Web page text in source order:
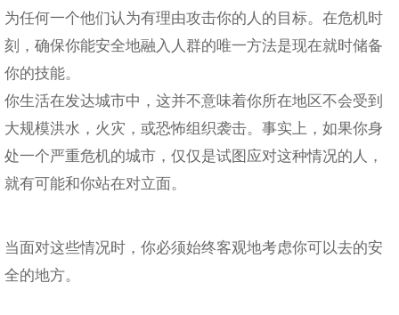
为任何一个他们认为有理由攻击你的人的目标。在危机时
刻，确保你能安全地融入人群的唯一方法是现在就时储备
你的技能。
你生活在发达城市中，这并不意味着你所在地区不会受到
大规模洪水，火灾，或恐怖组织袭击。事实上，如果你身
处一个严重危机的城市，仅仅是试图应对这种情况的人，
就有可能和你站在对立面。
当面对这些情况时，你必须始终客观地考虑你可以去的安
全的地方。